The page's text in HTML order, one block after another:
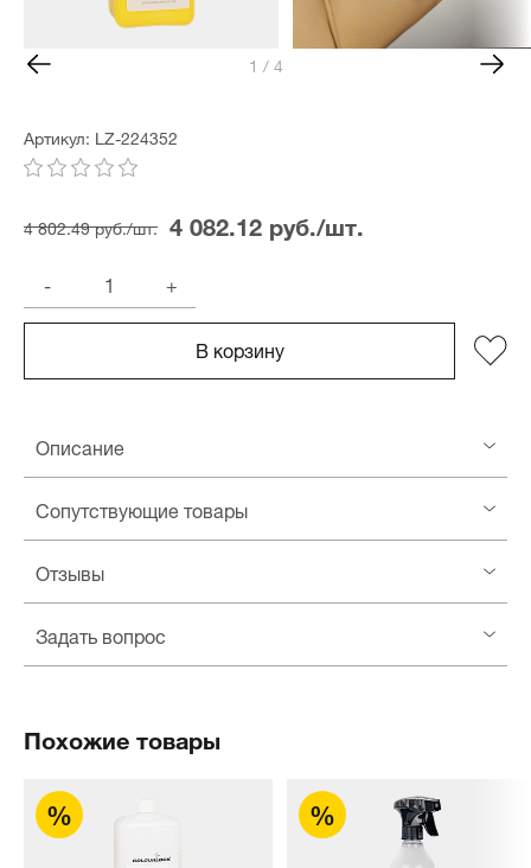
1 / 4
Артикул: LZ-224352
4 802.49 руб./шт. 4 082.12 руб./шт.
-
+
В корзину
Описание
Сопутствующие товары
Отзывы
Задать вопрос
Похожие товары